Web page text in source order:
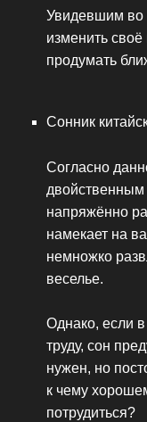
Увидевшим во
изменить
продумать
Сонник
Согласно
напряжённо
намекает на
немножко
веселье.
Однако, если
труду, сон
нужен, но
к чему
потрудиться?